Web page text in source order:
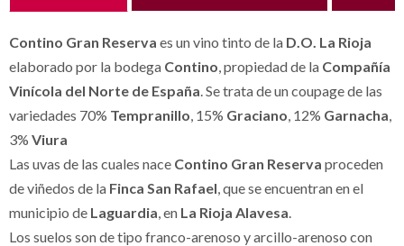
Contino Gran Reserva es un vino tinto de la D.O. La Rioja
elaborado por la bodega Contino, propiedad de la Compañía
Vinícola del Norte de España. Se trata de un coupage de las
variedades 70% Tempranillo, 15% Graciano, 12% Garnacha,
3% Viura
Las uvas de las cuales nace Contino Gran Reserva proceden
de viñedos de la Finca San Rafael, que se encuentran en el
municipio de Laguardia, en La Rioja Alavesa.
Los suelos son de tipo franco-arenoso y arcillo-arenoso con